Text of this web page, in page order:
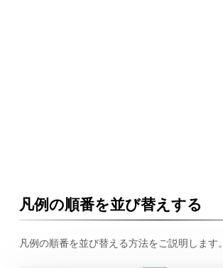
凡例の順番を並び替えする
凡例の順番を並び替える方法をご説明します。